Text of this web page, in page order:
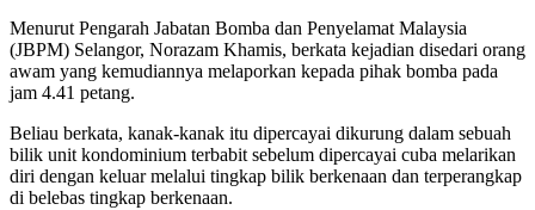
Menurut Pengarah Jabatan Bomba dan Penyelamat Malaysia
(JBPM) Selangor, Norazam Khamis, berkata kejadian disedari orang
awam yang kemudiannya melaporkan kepada pihak bomba pada
jam 4.41 petang.
Beliau berkata, kanak-kanak itu dipercayai dikurung dalam sebuah
bilik unit kondominium terbabit sebelum dipercayai cuba melarikan
diri dengan keluar melalui tingkap bilik berkenaan dan terperangkap
di belebas tingkap berkenaan.